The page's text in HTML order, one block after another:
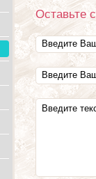
Оставьте